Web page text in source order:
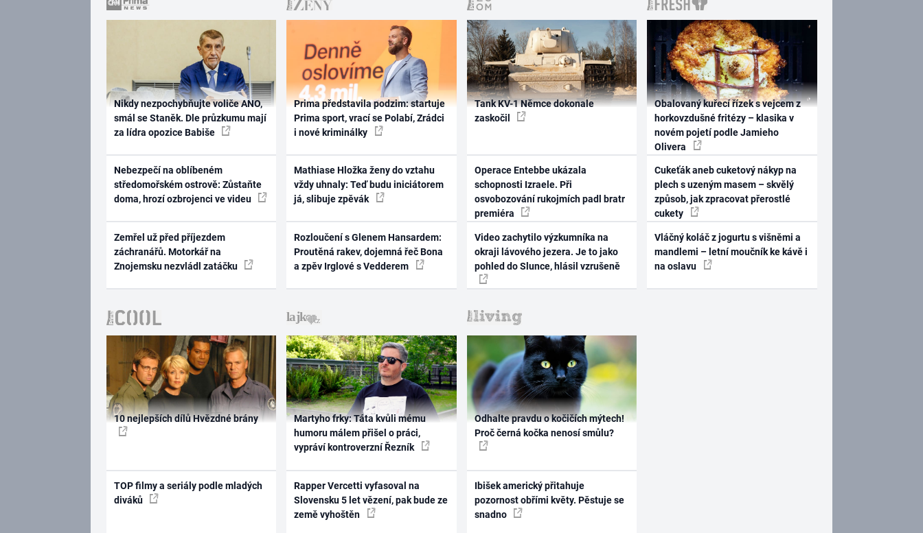
Nikdy nezpochybňujte voliče ANO,
smál se Staněk. Dle průzkumu mají
za lídra opozice Babiše
Nebezpečí na oblíbeném
středomořském ostrově: Zůstaňte
doma, hrozí ozbrojenci ve videu
Zemřel už před příjezdem
záchranářů. Motorkář na
Znojemsku nezvládl zatáčku
Prima představila podzim: startuje
Prima sport, vrací se Polabí, Zrádci
i nové kriminálky
Mathiase Hložka ženy do vztahu
vždy uhnaly: Teď budu iniciátorem
já, slibuje zpěvák
Rozloučení s Glenem Hansardem:
Proutěná rakev, dojemná řeč Bona
a zpěv Irglové s Vedderem
Tank KV-1 Němce dokonale
zaskočil
Operace Entebbe ukázala
schopnosti Izraele. Při
osvobozování rukojmích padl bratr
premiéra
Video zachytilo výzkumníka na
okraji lávového jezera. Je to jako
pohled do Slunce, hlásil vzrušeně
Obalovaný kuřecí řízek s vejcem z
horkovzdušné fritézy – klasika v
novém pojetí podle Jamieho
Olivera
Cukeťák aneb cuketový nákyp na
plech s uzeným masem – skvělý
způsob, jak zpracovat přerostlé
cukety
Vláčný koláč z jogurtu s višněmi a
mandlemi – letní moučník ke kávě i
na oslavu
10 nejlepších dílů Hvězdné brány
TOP filmy a seriály podle mladých
diváků
Martyho frky: Táta kvůli mému
humoru málem přišel o práci,
vypráví kontroverzní Řezník
Rapper Vercetti vyfasoval na
Slovensku 5 let vězení, pak bude ze
země vyhoštěn
Odhalte pravdu o kočičích mýtech!
Proč černá kočka nenosí smůlu?
Ibišek americký přitahuje
pozornost obřími květy. Pěstuje se
snadno